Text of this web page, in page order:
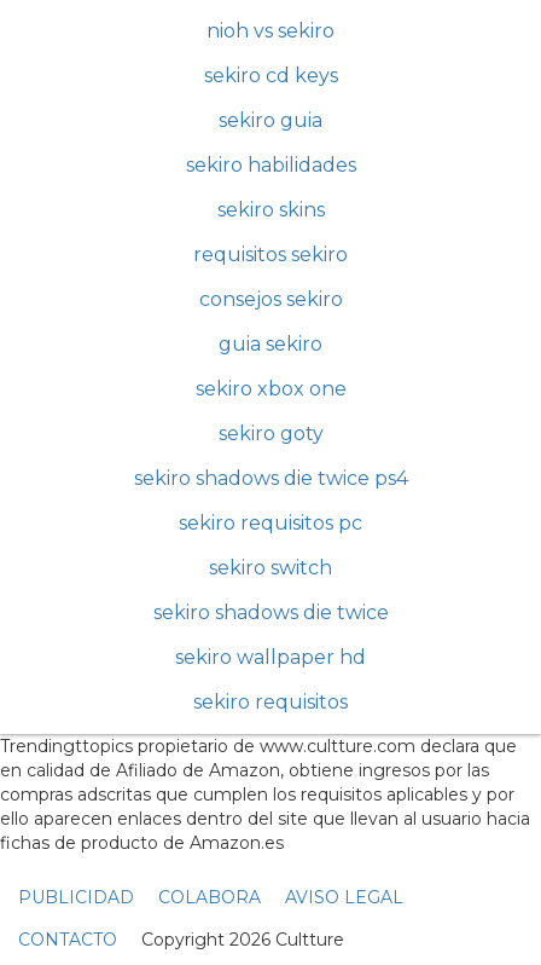
nioh vs sekiro
sekiro cd keys
sekiro guia
sekiro habilidades
sekiro skins
requisitos sekiro
consejos sekiro
guia sekiro
sekiro xbox one
sekiro goty
sekiro shadows die twice ps4
sekiro requisitos pc
sekiro switch
sekiro shadows die twice
sekiro wallpaper hd
sekiro requisitos
Trendingttopics propietario de www.cultture.com declara que
en calidad de Afiliado de Amazon, obtiene ingresos por las
compras adscritas que cumplen los requisitos aplicables y por
ello aparecen enlaces dentro del site que llevan al usuario hacia
fichas de producto de Amazon.es
PUBLICIDAD COLABORA
AVISO LEGAL
CONTACTO Copyright 2026 Cultture